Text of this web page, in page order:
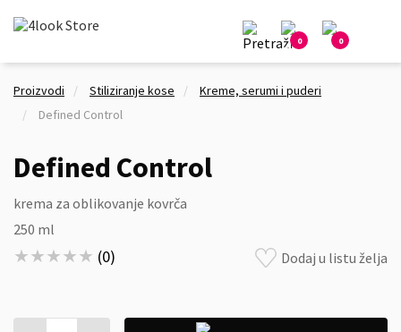
0 0
Proizvodi Stiliziranje kose
Kreme, serumi i puderi
Defined Control
Defined Control
krema za oblikovanje kovrča
250 ml
★★★★★
★★★★★ (0) Dodaj u listu želja